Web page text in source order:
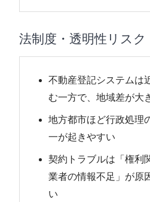
法制度・透明性リスク
不動産登記システムは
む一方で、地域差が大
地方都市ほど行政処理
一が起きやすい
契約トラブルは「権利
業者の情報不足」が原
い